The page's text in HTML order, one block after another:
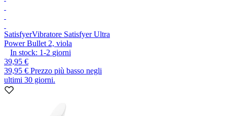
SatisfyerVibratore Satisfyer Ultra
Power Bullet 2, viola
In stock: 1-2 giorni
39,95 €
39,95 € Prezzo più basso negli
ultimi 30 giorni.